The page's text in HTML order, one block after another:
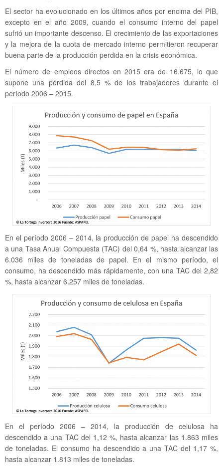
El sector ha evolucionado en los últimos años por encima del PIB,
excepto en el año 2009, cuando el consumo interno del papel
sufrió un importante descenso. El crecimiento de las exportaciones
y la mejora de la cuota de mercado interno permitieron recuperar
buena parte de la producción perdida en la crisis económica.
El número de empleos directos en 2015 era de 16.675, lo que
supone una pérdida del 8,5 % de los trabajadores durante el
período 2006 – 2015.
En el período 2006 – 2014, la producción de papel ha descendido
a una Tasa Anual Compuesta (TAC) del 0,64 %, hasta alcanzar las
6.036 miles de toneladas de papel. En el mismo período, el
consumo, ha descendido más rápidamente, con una TAC del 2,82
%, hasta alcanzar 6.257 miles de toneladas.
En el período 2006 – 2014, la producción de celulosa ha
descendido a una TAC del 1,12 %, hasta alcanzar las 1.863 miles
de toneladas. El consumo ha descendido a una TAC del 1,17 %,
hasta alcanzar 1.813 miles de toneladas.